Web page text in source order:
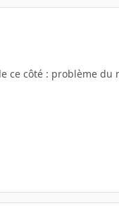
ce côté : problème